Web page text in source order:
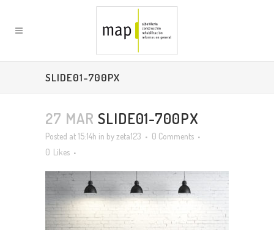
SLIDE01-700PX
27 MAR SLIDE01-700PX
Posted at 15:14h in byzeta123
0 Comments
0 Likes